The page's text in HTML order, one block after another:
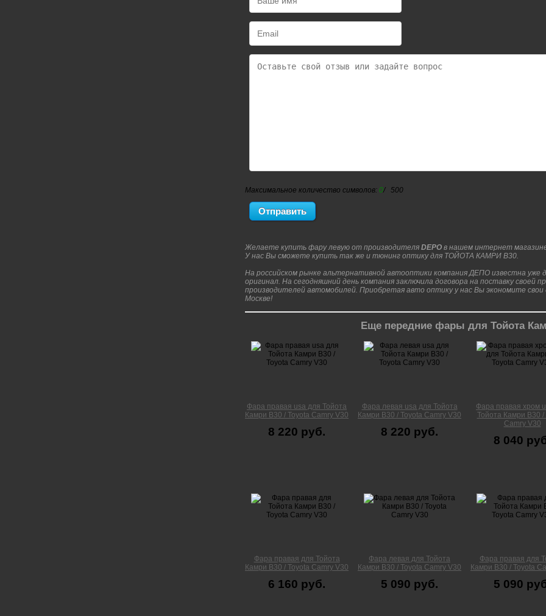
Максимальное количество символов: 0/ 500
Желаете купить фару левую от производителя DEPO в нашем интернет
У нас Вы сможете купить так же и тюнинг оптику для ТОЙОТА КАМРИ В30.
На российском рынке альтернативной автооптики компания ДЕПО известна уже
оригинал. На сегодняшний день компания заключила договора на поставку своей
производителей автомобилей. Приобретая авто оптику у нас Вы экономите свои
Москве!
Еще передние фары для Тойота
Фара правая usa для Тойота
Камри В30 / Toyota Camry V30
8 220 руб.
Фара левая usa для Тойота
Камри В30 / Toyota Camry V30
8 220 руб.
Фара правая хром
Тойота Камри В30 /
Camry V30
8 040
Фара правая для Тойота
Камри В30 / Toyota Camry V30
6 160 руб.
Фара левая для Тойота
Камри В30 / Toyota Camry V30
5 090 руб.
Фара правая для
Камри В30 / Toyota
5 090